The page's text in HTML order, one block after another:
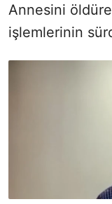
Annesini
işlemlerinin